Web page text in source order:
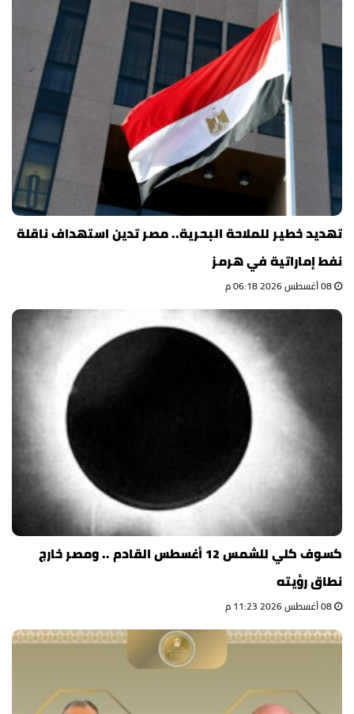
تهديد خطير للملاحة البحرية.. مصر تدين استهداف ناقلة
نفط إماراتية في هرمز
كسوف كلي للشمس 12 أغسطس القادم .. ومصر خارج
نطاق رؤيته